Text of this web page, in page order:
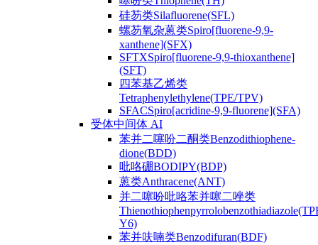
硅芴类Silafluorene(SFL)
螺芴氧杂蒽类Spiro[fluorene-9,9-
xanthene](SFX)
SFTXSpiro[fluorene-9,9-thioxanthene]
(SFT)
四苯基乙烯类
Tetraphenylethylene(TPE/TPV)
SFACSpiro[acridine-9,9-fluorene](SFA)
受体中间体 AI
苯并二噻吩二酮类Benzodithiophene-
dione(BDD)
吡咯硼BODIPY(BDP)
蒽类Anthracene(ANT)
并二噻吩吡咯苯并噻二唑类
Y6)
苯并呋喃类Benzodifuran(BDF)